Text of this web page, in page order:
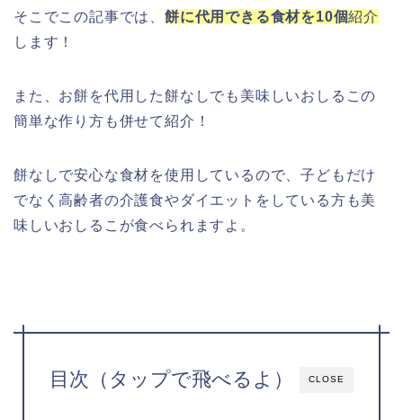
そこでこの記事では、 餅に代用できる食材を10個紹介
します！
また、お餅を代用した餅なしでも美味しいおしるこの
簡単な作り方も併せて紹介！
餅なしで安心な食材を使用しているので、子どもだけ
でなく高齢者の介護食やダイエットをしている方も美
味しいおしるこが食べられますよ。
CLOSE
目次（タップで飛べるよ）